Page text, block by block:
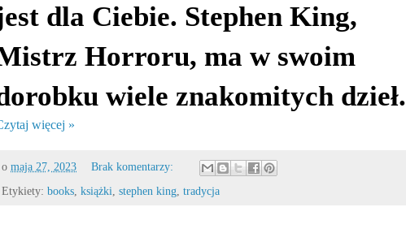
dla Ciebie. Stephen King,
Horroru, ma w swoim
wiele znakomitych dzieł.
więcej »
o maja 27, 2023
Brak komentarzy:
Etykiety: books, książki, stephen king, tradycja